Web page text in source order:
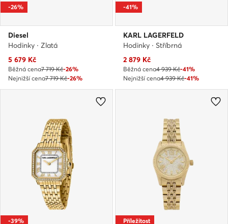
-26%
Diesel
Hodinky · Zlatá
Aktuální cena
5 679 Kč
Běžná cena7 719 Kč-26%
Nejnižší cena7 719 Kč-26%
-41%
KARL LAGERFELD
Hodinky · Stříbrná
Aktuální cena
2 879 Kč
Běžná cena4 939 Kč-41%
Nejnižší cena4 939 Kč-41%
-39% Příležitost